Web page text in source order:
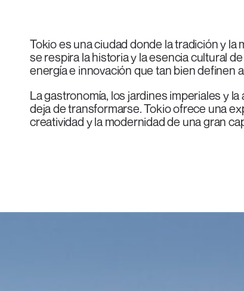
Tokio es una ciudad donde la tradición y
se respira la historia y la esencia cultural
energía e innovación que tan bien definen
La gastronomía, los jardines imperiales y
deja de transformarse. Tokio ofrece una
creatividad y la modernidad de una gran